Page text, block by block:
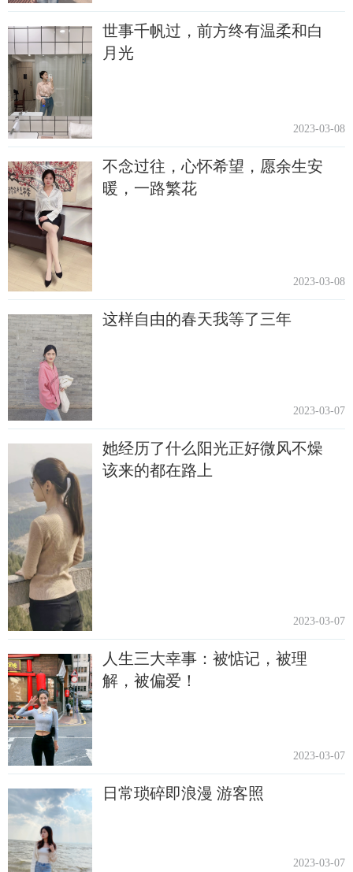
世事千帆过，前方终有温柔和白
月光
2023-03-08
不念过往，心怀希望，愿余生安
暖，一路繁花
2023-03-08
这样自由的春天我等了三年
2023-03-07
她经历了什么阳光正好微风不燥
该来的都在路上
2023-03-07
人生三大幸事：被惦记，被理
解，被偏爱！
2023-03-07
日常琐碎即浪漫 游客照
2023-03-07